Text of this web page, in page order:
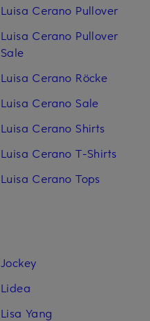
Luisa Cerano Pullover
Luisa Cerano Pullover
Sale
Luisa Cerano Röcke
Luisa Cerano Sale
Luisa Cerano Shirts
Luisa Cerano T-Shirts
Luisa Cerano Tops
Jockey
Lidea
Lisa Yang